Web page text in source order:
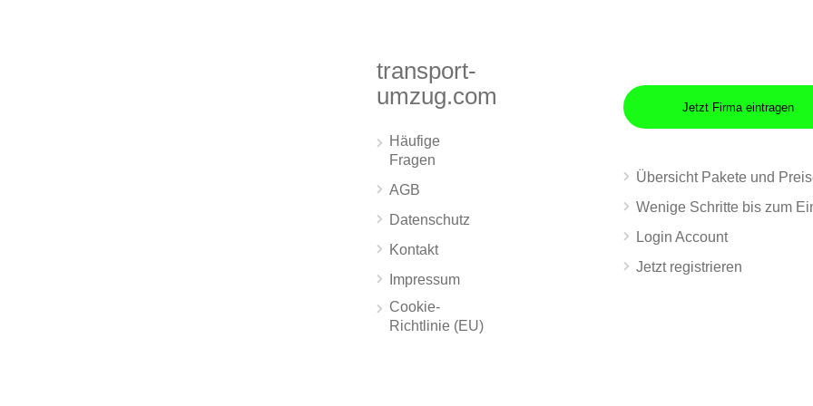
transport-
umzug.com
Häufige
Fragen
AGB
Datenschutz
Kontakt
Impressum
Cookie-
Richtlinie (EU)
Jetzt Firma eintragen
Übersicht Pakete und
Wenige Schritte bis zum
Login Account
Jetzt registrieren